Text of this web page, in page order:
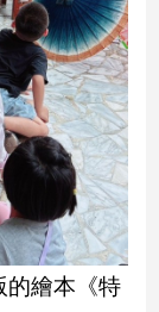
的繪本《特